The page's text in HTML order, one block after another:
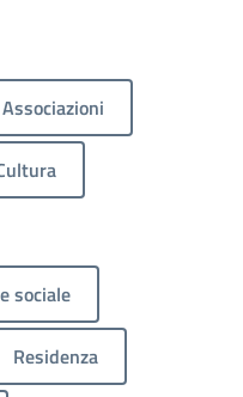
Associazioni
sociale
Residenza